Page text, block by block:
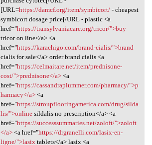
[URL=https://damcf.org/item/symbicort/- cheapest
symbicort dosage price[/URL - plastic <a
href="https://transylvaniacare.org/tricor/">buy
tricor on line</a> <a
href="https://karachigo.com/brand-cialis/">brand
cialis for sale</a> order brand cialis <a
href="https://celmaitare.net/item/prednisone-
cost/">prednisone</a><a
href="https://cassandraplummer.com/pharmacy/">p
harmacy</a><a
href="https://stroupflooringamerica.com/drug/silda
lis/">onlinesildalis no prescription</a> <a
href="https://successsummaries.net/zoloft/">zoloft
</a><a href="https://drgranelli.com/lasix-en-
ligne/">lasixtablets</a> lasix <a